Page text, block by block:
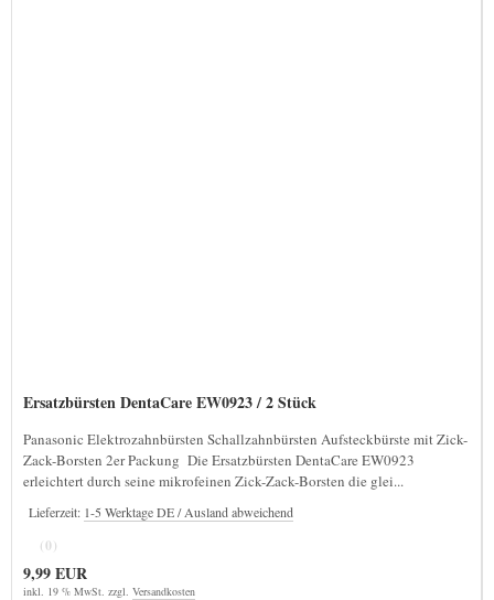
Ersatzbürsten DentaCare EW0923 / 2 Stück
Panasonic Elektrozahnbürsten Schallzahnbürsten Aufsteckbürste mit Zick-
Zack-Borsten 2er Packung Die Ersatzbürsten DentaCare EW0923
erleichtert durch seine mikrofeinen Zick-Zack-Borsten die glei...
Lieferzeit: 1-5 Werktage DE / Ausland abweichend
(0)
9,99 EUR
inkl. 19 % MwSt. zzgl. Versandkosten